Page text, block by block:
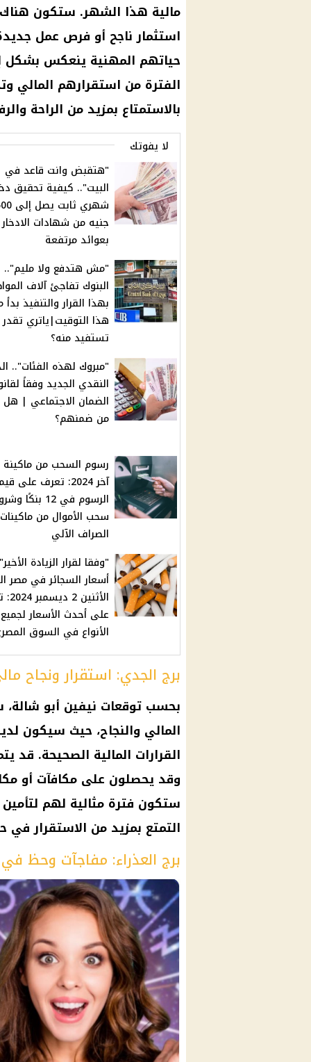
مالية هذا الشهر. ستكون
استثمار ناجح أو فرص عمل
حياتهم المهنية ينعكس بشكل
الفترة من استقرارهم
بالاستمتاع بمزيد من الراحة
لا يفوتك
"هتقبض وانت قاعد في
البيت".. كيفية تحقيق
شهري
جنيه من شهادات
بعوائد مرتفعة
"مش هتدفع ولا مليم"..
البنوك تفاجئ آلاف
بهذا القرار والتنفيذ
هذا التوقيت|ياتري تقدر
تستفيد منه؟
"مبروك لهذه الفئات"..
النقدي الجديد وفقاً
الضمان الاجتماعي | هل
من ضمنهم؟
رسوم السحب من ماكينة
آخر 2024: تعرف على
الرسوم في 12 بنكًا
سحب الأموال من ماكينات
الصراف الآلي
"وفقا لقرار الزيادة
أسعار السجائر في مصر
على أحدث الأسعار لجميع
الأنواع في السوق
برج الجدي: استقرار ونجاح
بحسب توقعات نيفين أبو
المالي والنجاح، حيث سيكون
القرارات المالية الصحيحة. قد
وقد يحصلون على مكافآت أو
ستكون فترة مثالية لهم
التمتع بمزيد من الاستقرار في
برج العذراء: مفاجآت وحظ